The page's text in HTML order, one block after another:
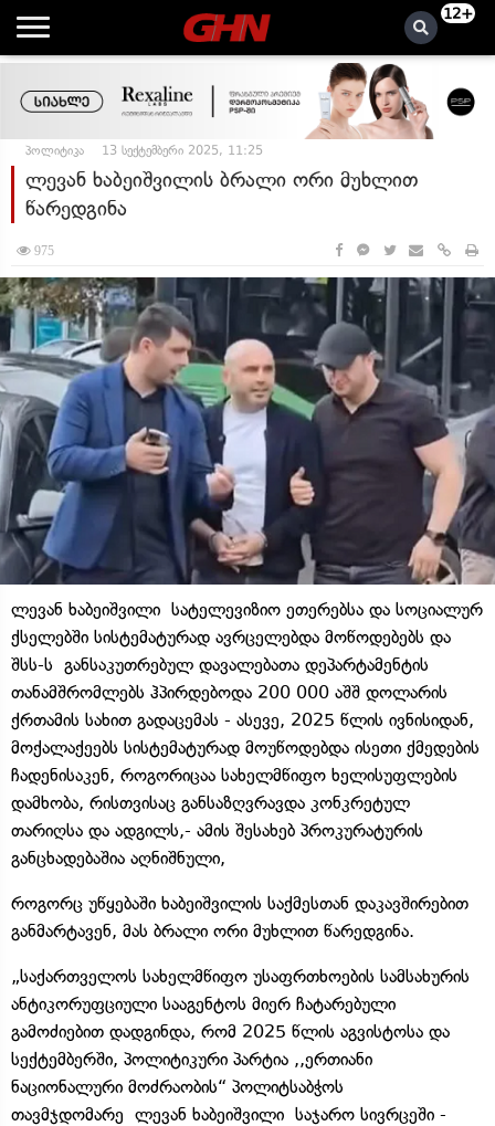
12+
პოლიტიკა 13 სექტემბერი 2025, 11:25
ლევან ხაბეიშვილის ბრალი ორი მუხლით
წარედგინა
975
ლევან ხაბეიშვილი სატელევიზიო ეთერებსა და სოციალურ
ქსელებში სისტემატურად ავრცელებდა მოწოდებებს და
შსს-ს განსაკუთრებულ დავალებათა დეპარტამენტის
თანამშრომლებს ჰპირდებოდა 200 000 აშშ დოლარის
ქრთამის სახით გადაცემას - ასევე, 2025 წლის ივნისიდან,
მოქალაქეებს სისტემატურად მოუწოდებდა ისეთი ქმედების
ჩადენისაკენ, როგორიცაა სახელმწიფო ხელისუფლების
დამხობა, რისთვისაც განსაზღვრავდა კონკრეტულ
თარიღსა და ადგილს,- ამის შესახებ პროკურატურის
განცხადებაშია აღნიშნული,
როგორც უწყებაში ხაბეიშვილის საქმესთან დაკავშირებით
განმარტავენ, მას ბრალი ორი მუხლით წარედგინა.
„საქართველოს სახელმწიფო უსაფრთხოების სამსახურის
ანტიკორუფციული სააგენტოს მიერ ჩატარებული
გამოძიებით დადგინდა, რომ 2025 წლის აგვისტოსა და
სექტემბერში, პოლიტიკური პარტია ,,ერთიანი
ნაციონალური მოძრაობის“ პოლიტსაბჭოს
თავმჯდომარე ლევან ხაბეიშვილი საჯარო სივრცეში -